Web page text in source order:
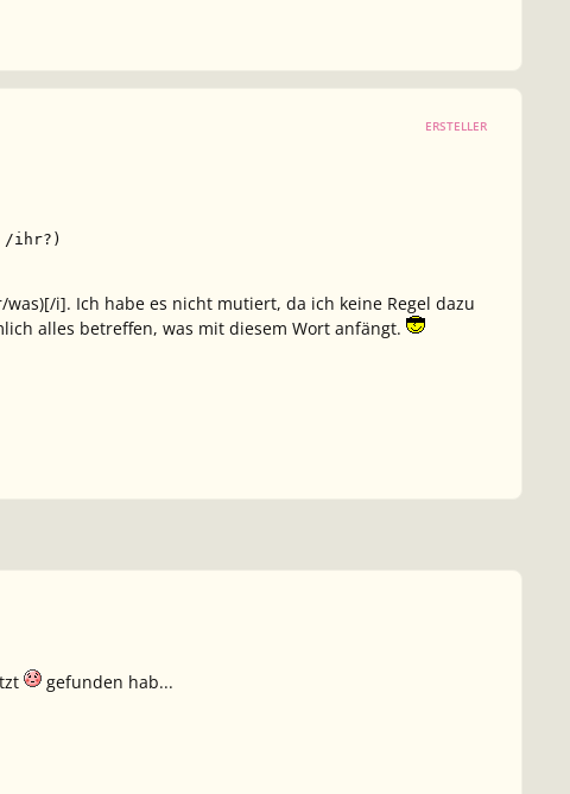
ERSTELLER
/ihr?)
i]. Ich habe es nicht mutiert, da ich keine Regel dazu
alles betreffen, was mit diesem Wort anfängt.
gefunden hab...